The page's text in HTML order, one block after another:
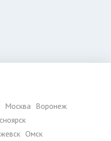
Москва Воронеж
Омск